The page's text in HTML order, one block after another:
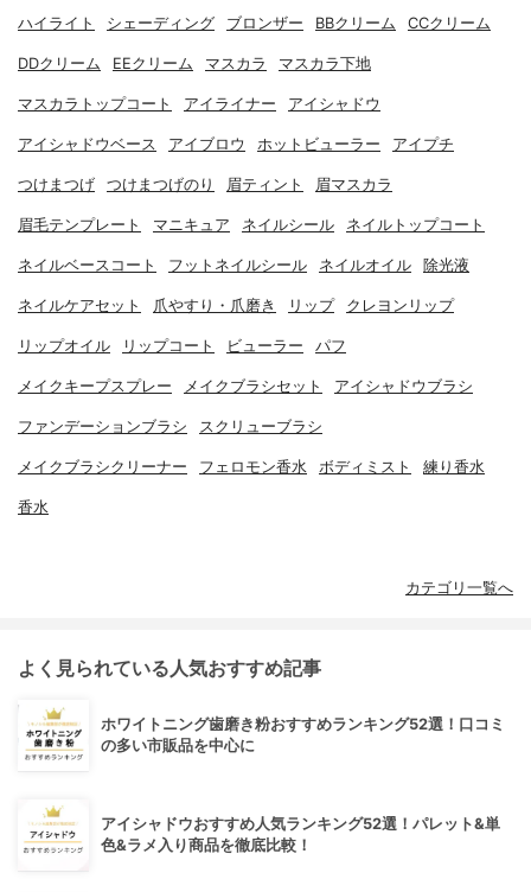
ハイライト シェーディング ブロンザー BBクリーム CCクリーム
DDクリーム EEクリーム マスカラ マスカラ下地
マスカラトップコート アイライナー アイシャドウ
アイシャドウベース アイブロウ ホットビューラー アイプチ
つけまつげ つけまつげのり 眉ティント 眉マスカラ
眉毛テンプレート マニキュア ネイルシール ネイルトップコート
ネイルベースコート フットネイルシール ネイルオイル 除光液
ネイルケアセット 爪やすり・爪磨き リップ クレヨンリップ
リップオイル リップコート ビューラー パフ
メイクキープスプレー メイクブラシセット アイシャドウブラシ
ファンデーションブラシ スクリューブラシ
メイクブラシクリーナー フェロモン香水 ボディミスト 練り香水
香水
カテゴリ一覧へ
よく見られている人気おすすめ記事
ホワイトニング歯磨き粉おすすめランキング52選！口コミ
の多い市販品を中心に
アイシャドウおすすめ人気ランキング52選！パレット&単
色&ラメ入り商品を徹底比較！